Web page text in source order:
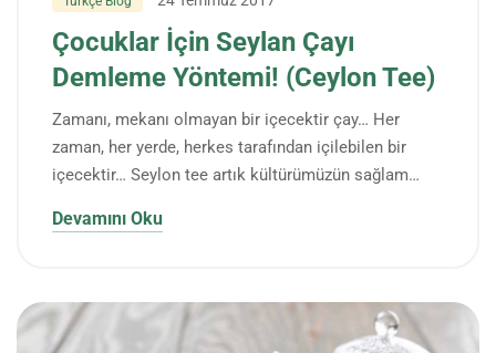
Çocuklar İçin Seylan Çayı
Demleme Yöntemi! (Ceylon Tee)
Zamanı, mekanı olmayan bir içecektir çay… Her
zaman, her yerde, herkes tarafından içilebilen bir
içecektir… Seylon tee artık kültürümüzün sağlam…
Devamını Oku